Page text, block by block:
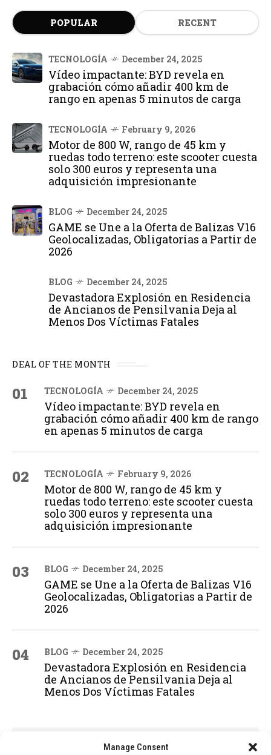
Manage Consent
POPULAR RECENT
TECNOLOGÍA December 24, 2025
Vídeo impactante: BYD revela en
grabación cómo añadir 400 km de
rango en apenas 5 minutos de carga
TECNOLOGÍA February 9, 2026
Motor de 800 W, rango de 45 km y
ruedas todo terreno: este scooter cuesta
solo 300 euros y representa una
adquisición impresionante
BLOG December 24, 2025
GAME se Une a la Oferta de Balizas V16
Geolocalizadas, Obligatorias a Partir de
2026
BLOG December 24, 2025
Devastadora Explosión en Residencia
de Ancianos de Pensilvania Deja al
Menos Dos Víctimas Fatales
DEAL OF THE MONTH
01 TECNOLOGÍA December 24, 2025
Vídeo impactante: BYD revela en
grabación cómo añadir 400 km de rango
en apenas 5 minutos de carga
02 TECNOLOGÍA February 9, 2026
Motor de 800 W, rango de 45 km y
ruedas todo terreno: este scooter cuesta
solo 300 euros y representa una
adquisición impresionante
03 BLOG December 24, 2025
GAME se Une a la Oferta de Balizas V16
Geolocalizadas, Obligatorias a Partir de
2026
04 BLOG December 24, 2025
Devastadora Explosión en Residencia
de Ancianos de Pensilvania Deja al
Menos Dos Víctimas Fatales